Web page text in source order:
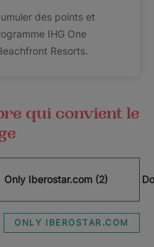
des points et
IHG One
Resorts.
qui convient le
Only Iberostar.com (2)
ONLY IBEROSTAR.COM